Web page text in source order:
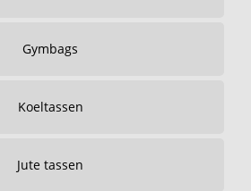
Gymbags
Koeltassen
Jute tassen